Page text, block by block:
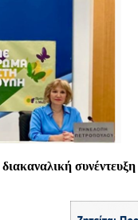
διακαναλική συνέντευξη